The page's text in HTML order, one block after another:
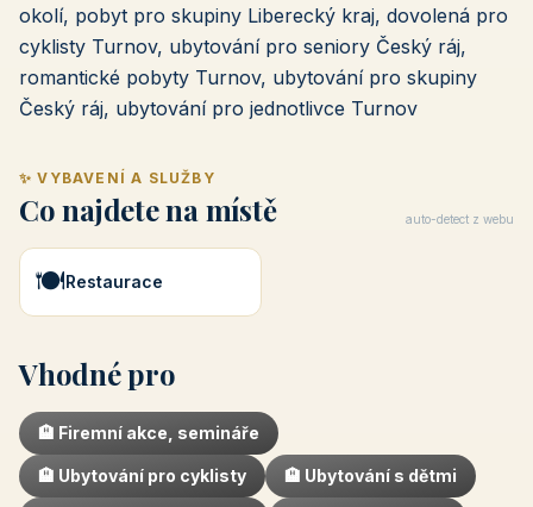
okolí, pobyt pro skupiny Liberecký kraj, dovolená pro
cyklisty Turnov, ubytování pro seniory Český ráj,
romantické pobyty Turnov, ubytování pro skupiny
Český ráj, ubytování pro jednotlivce Turnov
✨ VYBAVENÍ A SLUŽBY
Co najdete na místě auto-detect z webu
🍽️Restaurace
Vhodné pro
🏨 Firemní akce, semináře
🏨 Ubytování pro cyklisty 🏨 Ubytování s dětmi